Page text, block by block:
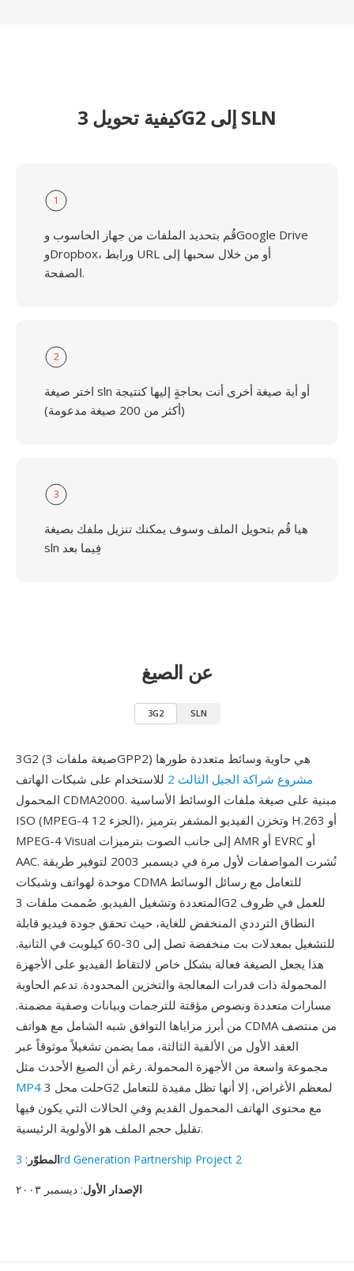
كيفية تحويل 3G2 إلى SLN
1
قُم بتحديد الملفات من جهاز الحاسوب وGoogle Drive
وDropbox، ورابط URL أو من خلال سحبها إلى
الصفحة.
2
اختر صيغة sln أو أية صيغة أخرى أنت بحاجةٍ إليها كنتيجة
(أكثر من 200 صيغة مدعومة)
3
هيا قُم بتحويل الملف وسوف يمكنك تنزيل ملفك بصيغة
sln فِيما بعد
عن الصيغ
3G2 SLN
3G2 (صيغة ملفات 3GPP2) هي حاوية وسائط متعددة طورها
مشروع شراكة الجيل الثالث 2
للاستخدام على شبكات الهاتف
المحمول CDMA2000. مبنية على صيغة ملفات الوسائط الأساسية
ISO (MPEG-4 الجزء 12)، وتخزن الفيديو المشفر بترميز H.263 أو
MPEG-4 Visual إلى جانب الصوت بترميزات AMR أو EVRC أو
AAC. نُشرت المواصفات لأول مرة في ديسمبر 2003 لتوفير طريقة
موحدة لهواتف وشبكات CDMA للتعامل مع رسائل الوسائط
المتعددة وتشغيل الفيديو. صُممت ملفات 3G2 للعمل في ظروف
النطاق الترددي المنخفض للغاية، حيث تحقق جودة فيديو قابلة
للتشغيل بمعدلات بت منخفضة تصل إلى 30-60 كيلوبت في الثانية.
هذا يجعل الصيغة فعالة بشكل خاص لالتقاط الفيديو على الأجهزة
المحمولة ذات قدرات المعالجة والتخزين المحدودة. تدعم الحاوية
مسارات متعددة ونصوص مؤقتة للترجمات وبيانات وصفية مضمنة.
من أبرز مزاياها التوافق شبه الشامل مع هواتف CDMA من منتصف
العقد الأول من الألفية الثالثة، مما يضمن تشغيلاً موثوقاً عبر
مجموعة واسعة من الأجهزة المحمولة. رغم أن الصيغ الأحدث مثل
MP4
مع محتوى الهاتف المحمول القديم وفي الحالات التي يكون فيها
تقليل حجم الملف هو الأولوية الرئيسية.
المطوّر :
3rd Generation Partnership Project 2
الإصدار الأول: ديسمبر ٢٠٠٣